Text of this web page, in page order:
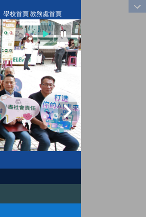
學校首頁|教務處首頁